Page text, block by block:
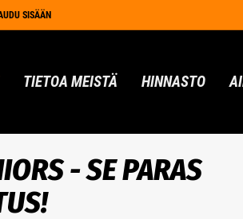
SISÄÄN
TIETOA MEISTÄ HINNASTO
- SE PARAS